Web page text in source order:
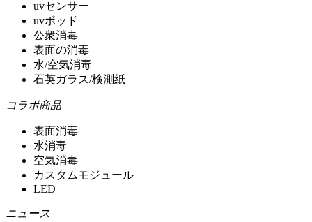
uvセンサー
uvポッド
公衆消毒
表面の消毒
水/空気消毒
石英ガラス/検測紙
コラボ商品
表面消毒
水消毒
空気消毒
カスタムモジュール
LED
ニュース